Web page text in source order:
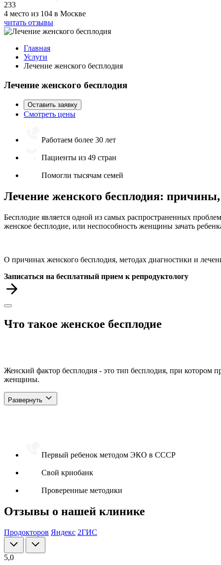
233
4 место из 104 в Москве
читать отзывы
Главная
Услуги
Лечение женского бесплодия
Лечение женского бесплодия
Оставить заявку
Смотреть цены
Работаем более 30 лет
Пациенты из 49 стран
Помогли тысячам семей
Лечение женского бесплодия:
Бесплодие является одной из самых распространенных
женское бесплодие, или неспособность женщины зачать
О причинах женского бесплодия, методах диагностики и
Записаться на бесплатный прием к репродуктологу
Что такое женское бесплодие
Женский фактор бесплодия - это тип бесплодия, при котором
женщины.
Развернуть
Первый ребенок методом ЭКО в СССР
Свой криобанк
Проверенные методики
Отзывы о нашей клинике
Продокторов Яндекс 2ГИС
5,0